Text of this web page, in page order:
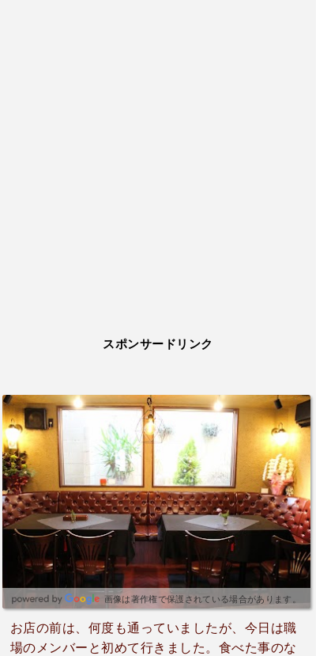
スポンサードリンク
画像は著作権で保護されている場合があります。
お店の前は、何度も通っていましたが、今日は職
場のメンバーと初めて行きました。食べた事のな